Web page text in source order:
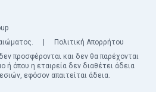
Πολιτική Απορρήτου
προσφέρονται και δεν θα παρέχονται
ή όπου η εταιρεία δεν διαθέτει άδεια
εφόσον απαιτείται άδεια.